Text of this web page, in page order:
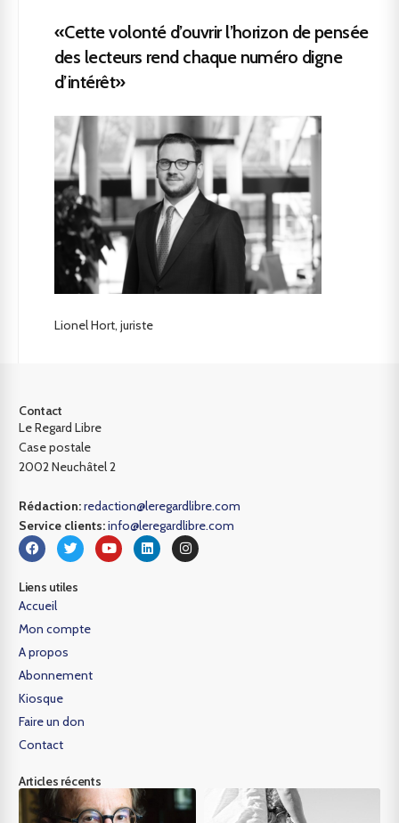
«Cette volonté d’ouvrir l’horizon de pensée
des lecteurs rend chaque numéro digne
d’intérêt»
Lionel Hort, juriste
Contact
Le Regard Libre
Case postale
2002 Neuchâtel 2
Rédaction:redaction@leregardlibre.com
Service clients:info@leregardlibre.com
Liens utiles
Accueil
Mon compte
A propos
Abonnement
Kiosque
Faire un don
Contact
Articles récents